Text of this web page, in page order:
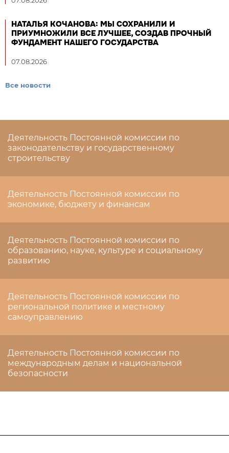
НАТАЛЬЯ КОЧАНОВА: МЫ СОХРАНИЛИ И
ПРИУМНОЖИЛИ ВСЕ ЛУЧШЕЕ, СОЗДАВ ПРОЧНЫЙ
ФУНДАМЕНТ НАШЕГО ГОСУДАРСТВА
07.08.2026
Все новости
Деятельность Постоянной комиссии по
законодательству и государственному
строительству
Деятельность Постоянной комиссии по
экономике, бюджету и финансам
Деятельность Постоянной комиссии по
образованию, науке, культуре и социальному
развитию
Деятельность Постоянной комиссии по
региональной политике и местному
самоуправлению
Деятельность Постоянной комиссии по
международным делам и национальной
безопасности